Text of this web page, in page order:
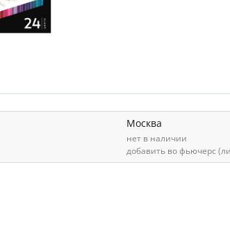
Москва
нет в наличии
добавить во фьючерс